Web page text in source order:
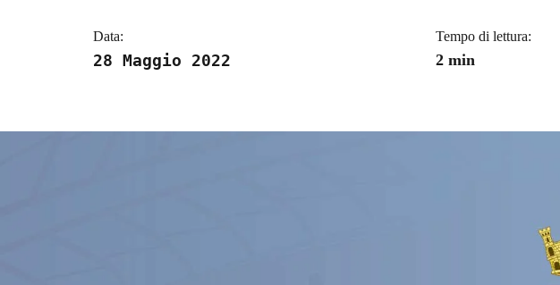
Data:
28 Maggio 2022
Tempo di lettura:
2 min